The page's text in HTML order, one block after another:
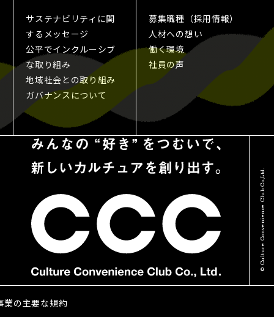
サステナビリティに関
するメッセージ
公平でインクルーシブ
な取り組み
地域社会との取り組み
ガバナンスについて
募集職種（採用情報）
人材への想い
働く環境
社員の声
© Culture Convenience Club Co.,Ltd.
業の主要な規約